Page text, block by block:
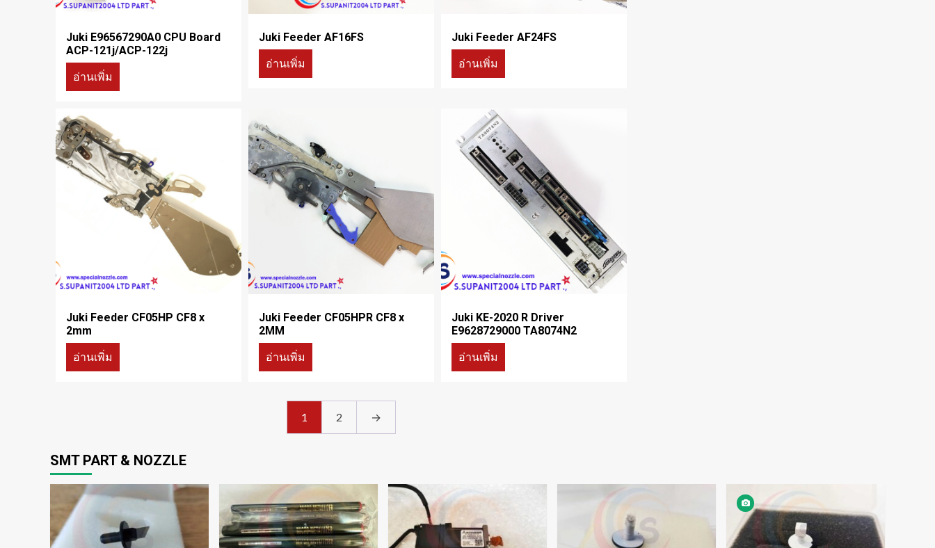
Juki E96567290A0 CPU Board
ACP-121j/ACP-122j
อ่านเพิ่ม
Juki Feeder AF16FS
อ่านเพิ่ม
Juki Feeder AF24FS
อ่านเพิ่ม
Juki Feeder CF05HP CF8 x
2mm
อ่านเพิ่ม
Juki Feeder CF05HPR CF8 x
2MM
อ่านเพิ่ม
Juki KE-2020 R Driver
E9628729000 TA8074N2
อ่านเพิ่ม
1 2 →
SMT PART & NOZZLE